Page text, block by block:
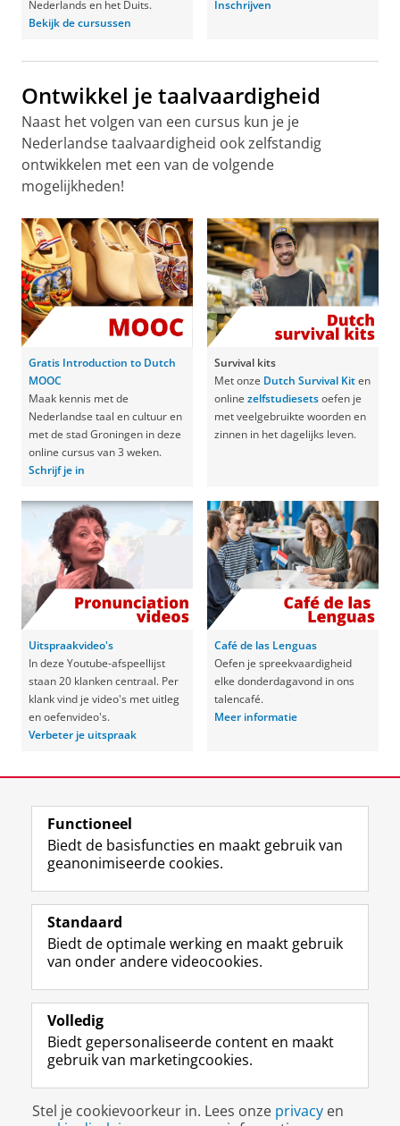
Nederlands en het Duits.
Bekijk de cursussen
Inschrijven
Ontwikkel je taalvaardigheid
Naast het volgen van een cursus kun je je
Nederlandse taalvaardigheid ook zelfstandig
ontwikkelen met een van de volgende
mogelijkheden!
Gratis Introduction to Dutch
MOOC
Maak kennis met de
Nederlandse taal en cultuur en
met de stad Groningen in deze
online cursus van 3 weken.
Schrijf je in
Survival kits
Met onze Dutch Survival Kiten
online zelfstudiesetsoefen je
met veelgebruikte woorden en
zinnen in het dagelijks leven.
Uitspraakvideo's
In deze Youtube-afspeellijst
staan 20 klanken centraal. Per
klank vind je video's met uitleg
en oefenvideo's.
Verbeter je uitspraak
Café de las Lenguas
Oefen je spreekvaardigheid
elke donderdagavond in ons
talencafé.
Meer informatie
View this page in:English
Volg de RUG
F
a
e
b
o
p
a
i
n
L
i
k
e
I
-
p
g
i
R
S
-
f
e
R
k
s
I
n
t
r
m
c
c
Y
o
T
e
k
a
a
Studiekiezers
Alumni
Over ons
Disclaimer & Copyright
Inloggen
Functioneel
Biedt de basisfuncties en maakt gebruik van
geanonimiseerde cookies.
Standaard
Biedt de optimale werking en maakt gebruik
van onder andere videocookies.
Volledig
Biedt gepersonaliseerde content en maakt
gebruik van marketingcookies.
Stel je cookievoorkeur in. Lees onze privacy en